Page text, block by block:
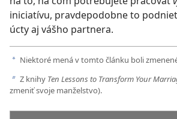
iniciatívu, pravdepodobne to
úcty aj vášho partnera.
a Niektoré mená v tomto článku boli
b Z knihy Ten Lessons to Transform Your
zmeniť svoje manželstvo).